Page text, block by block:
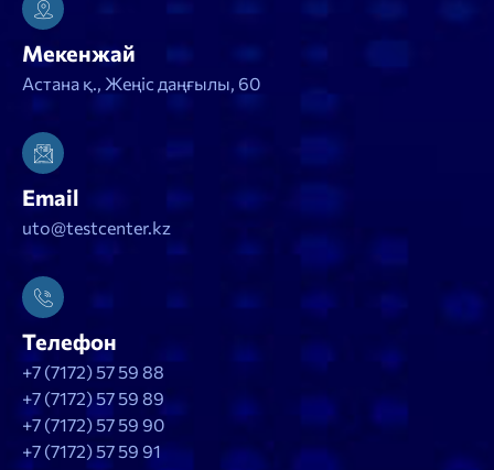
Мекенжай
Астана қ., Жеңіс даңғылы, 60
Email
uto@testcenter.kz
Телефон
+7 (7172) 57 59 88
+7 (7172) 57 59 89
+7 (7172) 57 59 90
+7 (7172) 57 59 91